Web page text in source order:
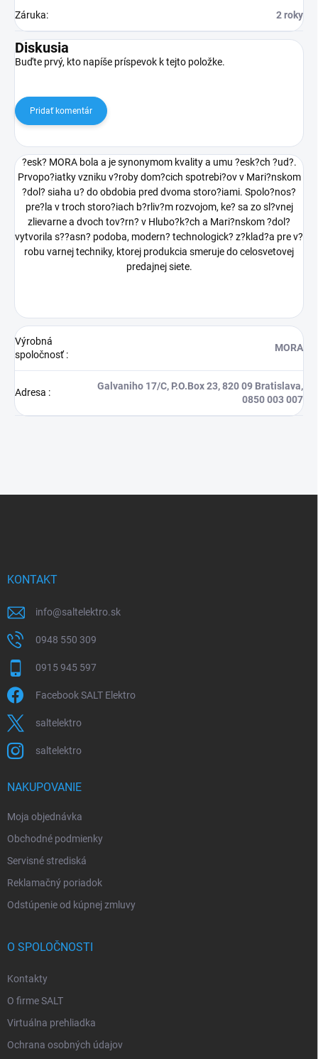
Záruka: 2 roky
Diskusia
Buďte prvý, kto napíše príspevok k tejto položke.
Pridať komentár
?esk? MORA bola a je synonymom kvality a umu ?esk?ch ?ud?.
Prvopo?iatky vzniku v?roby dom?cich spotrebi?ov v Mari?nskom
?dol? siaha u? do obdobia pred dvoma storo?iami. Spolo?nos?
pre?la v troch storo?iach b?rliv?m rozvojom, ke? sa zo sl?vnej
zlievarne a dvoch tov?rn? v Hlubo?k?ch a Mari?nskom ?dol?
vytvorila s??asn? podoba, modern? technologick? z?klad?a pre v?
robu varnej techniky, ktorej produkcia smeruje do celosvetovej
predajnej siete.
Výrobná
spoločnosť:
MORA
Adresa :
Galvaniho 17/C, P.O.Box 23, 820 09 Bratislava,
0850 003 007
KONTAKT
info@saltelektro.sk
0948 550 309
0915 945 597
Facebook SALT Elektro
saltelektro
saltelektro
NAKUPOVANIE
Moja objednávka
Obchodné podmienky
Servisné strediská
Reklamačný poriadok
Odstúpenie od kúpnej zmluvy
O SPOLOČNOSTI
Kontakty
O firme SALT
Virtuálna prehliadka
Ochrana osobných údajov